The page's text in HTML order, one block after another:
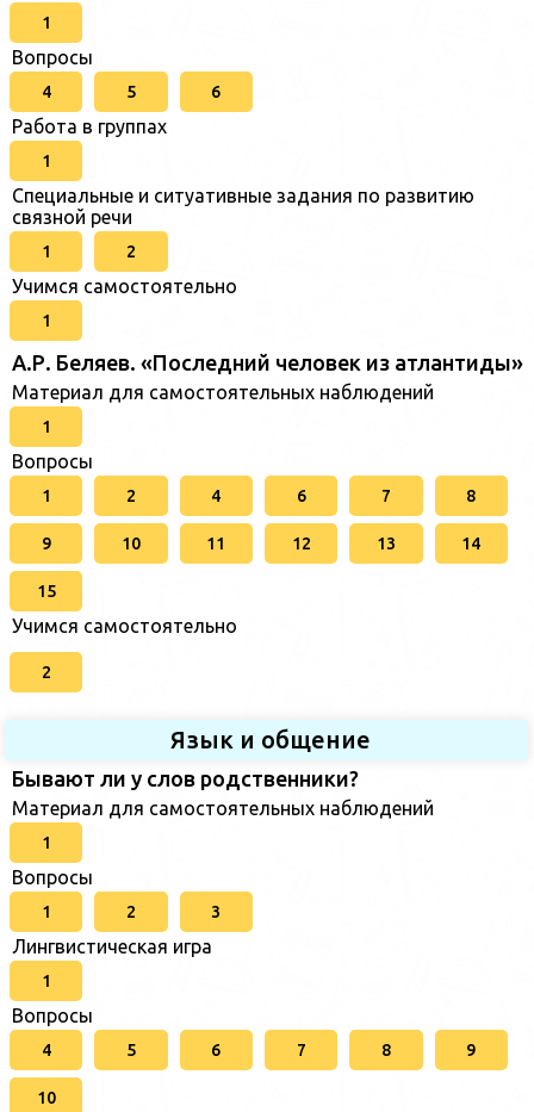
1
Вопросы
4 5 6
Работа в группах
1
Специальные и ситуативные задания по развитию
связной речи
1 2
Учимся самостоятельно
1
А.Р. Беляев. «Последний человек из атлантиды»
Материал для самостоятельных наблюдений
1
Вопросы
1 2 4 6 7 8
9 10 11 12 13 14
15
Учимся самостоятельно
2
Язык и общение
Бывают ли у слов родственники?
Материал для самостоятельных наблюдений
1
Вопросы
1 2 3
Лингвистическая игра
1
Вопросы
4 5 6 7 8 9
10